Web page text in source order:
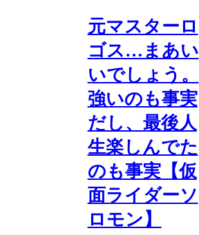
元マスターロ
ゴス…まあい
いでしょう。
強いのも事実
だし、最後人
生楽しんでた
のも事実【仮
面ライダーソ
ロモン】